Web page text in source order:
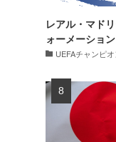
0試合・0得点
0試合・0得点
13試合・1得点
レアル・マド
ォーメーショ
UEFAチャンピ